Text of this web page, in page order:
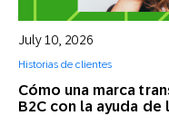
Cómo una marca
B2C con la ayuda de
July 10, 2026
Historias de clientes